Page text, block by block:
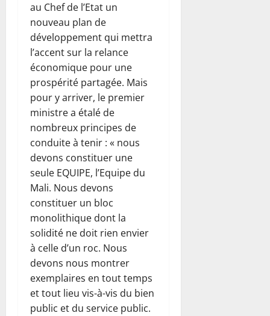
au Chef de l’Etat un
nouveau plan de
développement qui mettra
l’accent sur la relance
économique pour une
prospérité partagée. Mais
pour y arriver, le premier
ministre a étalé de
nombreux principes de
conduite à tenir : « nous
devons constituer une
seule EQUIPE, l’Equipe du
Mali. Nous devons
constituer un bloc
monolithique dont la
solidité ne doit rien envier
à celle d’un roc. Nous
devons nous montrer
exemplaires en tout temps
et tout lieu vis-à-vis du bien
public et du service public.